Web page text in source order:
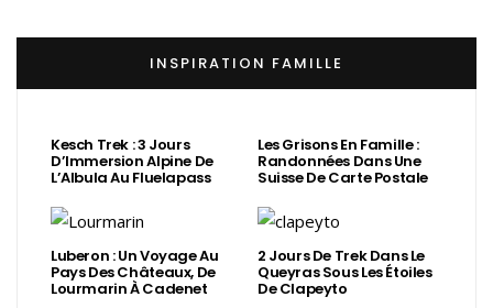
INSPIRATION FAMILLE
Kesch Trek : 3 Jours
D’Immersion Alpine De
L’Albula Au Fluelapass
Les Grisons En Famille :
Randonnées Dans Une
Suisse De Carte Postale
Luberon : Un Voyage Au
Pays Des Châteaux, De
Lourmarin À Cadenet
2 Jours De Trek Dans Le
Queyras Sous Les Étoiles
De Clapeyto